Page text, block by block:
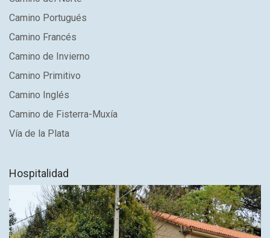
Camino Portugués
Camino Francés
Camino de Invierno
Camino Primitivo
Camino Inglés
Camino de Fisterra-Muxía
Vía de la Plata
Hospitalidad